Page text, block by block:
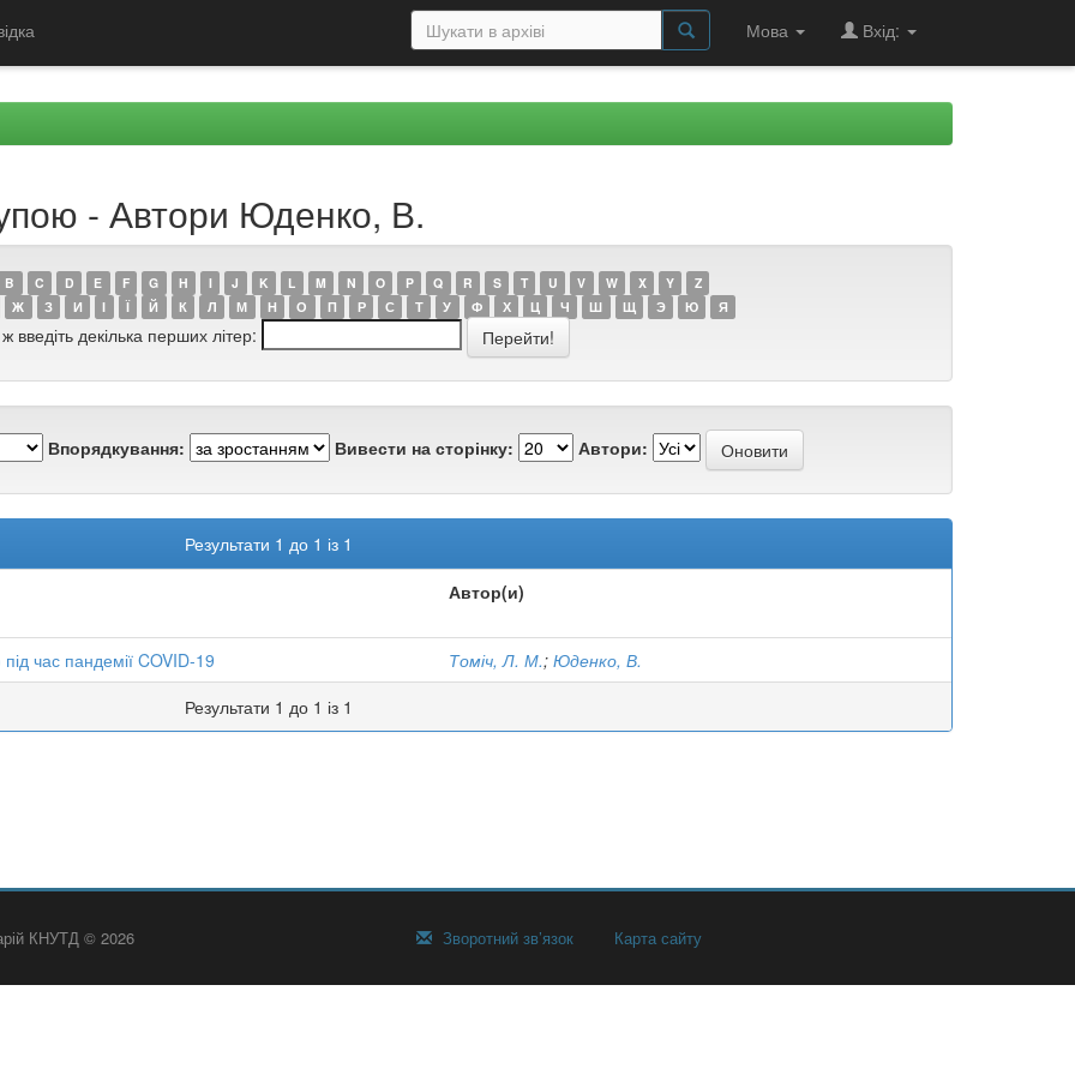
Мова Вхід:
- Автори Юденко, В.
B C D E F G H I J K L M N O P Q R S T U V W X Y
Z
Ж З И І Ї Й К Л М Н О П Р С Т У Ф Х Ц Ч Ш Щ Э Ю Я
введіть декілька перших літер:
Впорядкування: Вивести на сторінку: Автори:
Результати 1 до 1 із 1
Автор(и)
час пандемії COVID-19 Томіч, Л. М.; Юденко, В.
Результати 1 до 1 із 1
КНУТД © 2026 Зворотний зв’язок Карта сайту